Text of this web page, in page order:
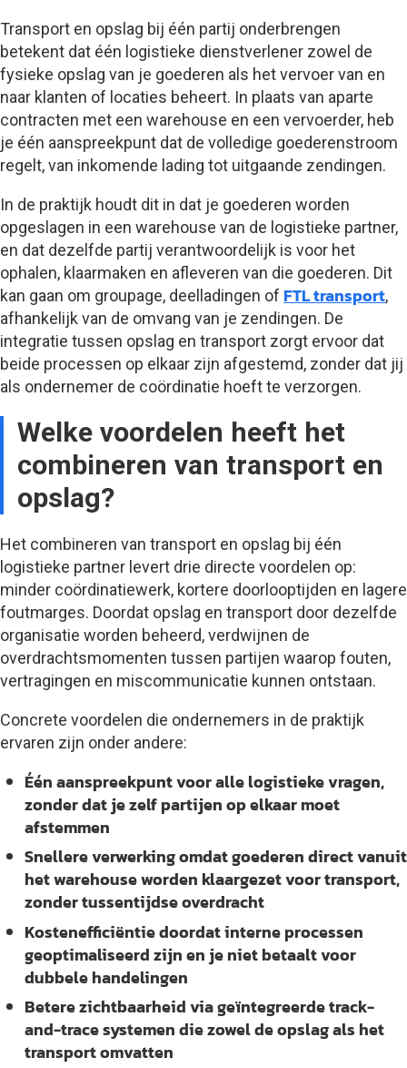
Transport en opslag bij één partij onderbrengen
betekent dat één logistieke dienstverlener zowel de
fysieke opslag van je goederen als het vervoer van en
naar klanten of locaties beheert. In plaats van aparte
contracten met een warehouse en een vervoerder, heb
je één aanspreekpunt dat de volledige goederenstroom
regelt, van inkomende lading tot uitgaande zendingen.
In de praktijk houdt dit in dat je goederen worden
opgeslagen in een warehouse van de logistieke partner,
en dat dezelfde partij verantwoordelijk is voor het
ophalen, klaarmaken en afleveren van die goederen. Dit
kan gaan om groupage, deelladingen of FTL transport,
afhankelijk van de omvang van je zendingen. De
integratie tussen opslag en transport zorgt ervoor dat
beide processen op elkaar zijn afgestemd, zonder dat jij
als ondernemer de coördinatie hoeft te verzorgen.
Welke voordelen heeft het
combineren van transport en
opslag?
Het combineren van transport en opslag bij één
logistieke partner levert drie directe voordelen op:
minder coördinatiewerk, kortere doorlooptijden en lagere
foutmarges. Doordat opslag en transport door dezelfde
organisatie worden beheerd, verdwijnen de
overdrachtsmomenten tussen partijen waarop fouten,
vertragingen en miscommunicatie kunnen ontstaan.
Concrete voordelen die ondernemers in de praktijk
ervaren zijn onder andere:
Één aanspreekpuntvoor alle logistieke vragen,
zonder dat je zelf partijen op elkaar moet
afstemmen
Snellere verwerkingomdat goederen direct vanuit
het warehouse worden klaargezet voor transport,
zonder tussentijdse overdracht
Kostenefficiëntiedoordat interne processen
geoptimaliseerd zijn en je niet betaalt voor
dubbele handelingen
Betere zichtbaarheidvia geïntegreerde track-
and-trace systemen die zowel de opslag als het
transport omvatten